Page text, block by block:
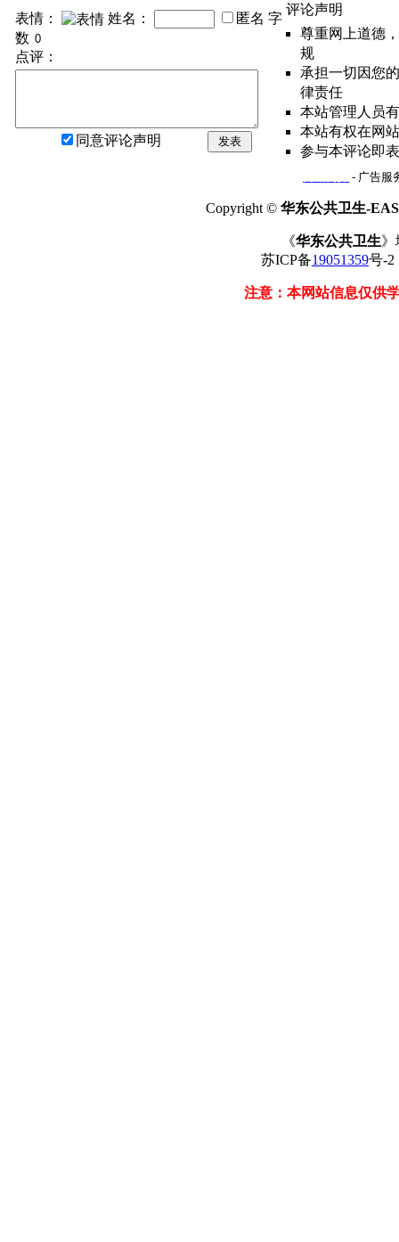
表情： 姓名： 匿名 字
数
点评：
同意评论声明 发表
评论声明
尊重网上道德
规
承担一切因您
律责任
本站管理人员
本站有权在网
参与本评论即
- 广告服
Copyright © 华东公共卫生-
《华东公共卫生》
苏ICP备19051359号-
注意：本网站信息仅供